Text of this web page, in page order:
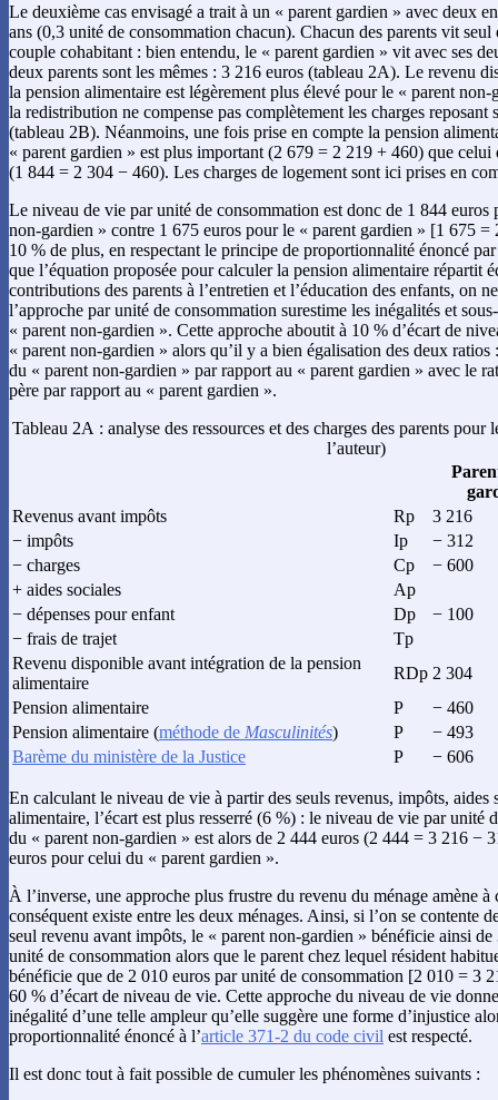
Le deuxième cas envisagé a trait à un « parent gardien » avec deux
ans (0,3 unité de consommation chacun). Chacun des parents vit seul
couple cohabitant : bien entendu, le « parent gardien » vit avec ses
deux parents sont les mêmes : 3 216 euros (tableau 2A). Le revenu
la pension alimentaire est légèrement plus élevé pour le « parent
la redistribution ne compense pas complètement les charges reposant
(tableau 2B). Néanmoins, une fois prise en compte la pension
« parent gardien » est plus important (2 679 = 2 219 + 460) que
(1 844 = 2 304 − 460). Les charges de logement sont ici prises en
Le niveau de vie par unité de consommation est donc de 1 844 euros
non-gardien » contre 1 675 euros pour le « parent gardien » [1 675
10 % de plus, en respectant le principe de proportionnalité énoncé
que l’équation proposée pour calculer la pension alimentaire répartit
contributions des parents à l’entretien et l’éducation des enfants, on
l’approche par unité de consommation surestime les inégalités et
« parent non-gardien ». Cette approche aboutit à 10 % d’écart de
« parent non-gardien » alors qu’il y a bien égalisation des deux
du « parent non-gardien » par rapport au « parent gardien » avec le
père par rapport au « parent gardien ».
Tableau 2A : analyse des ressources et des charges des parents pour
l’auteur)
Revenus avant impôts
Rp
3 216
− impôts
Ip
− 312
− charges
Cp
− 600
+ aides sociales
Ap
− dépenses pour enfant
Dp
− 100
− frais de trajet
Tp
Revenu disponible avant intégration de la pension
alimentaire
RDp 2 304
Pension alimentaire
P
− 460
Pension alimentaire (méthode de Masculinités) P
− 493
Barème du ministère de la Justice
P − 606
En calculant le niveau de vie à partir des seuls revenus, impôts, aides
alimentaire, l’écart est plus resserré (6 %) : le niveau de vie par unité
du « parent non-gardien » est alors de 2 444 euros (2 444 = 3 216 −
euros pour celui du « parent gardien ».
À l’inverse, une approche plus frustre du revenu du ménage amène à
conséquent existe entre les deux ménages. Ainsi, si l’on se contente
seul revenu avant impôts, le « parent non-gardien » bénéficie ainsi
unité de consommation alors que le parent chez lequel résident
bénéficie que de 2 010 euros par unité de consommation [2 010 = 3
60 % d’écart de niveau de vie. Cette approche du niveau de vie
inégalité d’une telle ampleur qu’elle suggère une forme d’injustice
proportionnalité énoncé à l’article 371-2 du code civil est respecté.
Il est donc tout à fait possible de cumuler les phénomènes suivants :